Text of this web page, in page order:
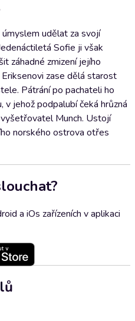
udělat za svojí
Sofie ji však
záhadné zmizení jejího
zase dělá starost
Pátrání po pachateli ho
v jehož podpalubí čeká hrůzná
Munch. Ustojí
norského ostrova otřes
a iOs zařízeních v aplikaci